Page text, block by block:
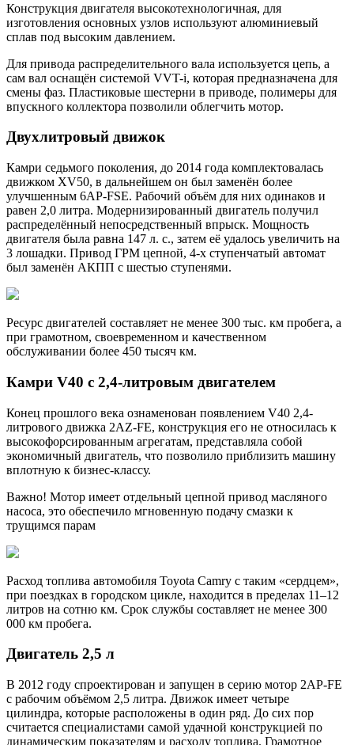
Конструкция двигателя высокотехнологичная, для
изготовления основных узлов используют алюминиевый
сплав под высоким давлением.
Для привода распределительного вала используется цепь, а
сам вал оснащён системой VVT-i, которая предназначена для
смены фаз. Пластиковые шестерни в приводе, полимеры для
впускного коллектора позволили облегчить мотор.
Двухлитровый движок
Камри седьмого поколения, до 2014 года комплектовалась
движком XV50, в дальнейшем он был заменён более
улучшенным 6АР-FSE. Рабочий объём для них одинаков и
равен 2,0 литра. Модернизированный двигатель получил
распределённый непосредственный впрыск. Мощность
двигателя была равна 147 л. с., затем её удалось увеличить на
3 лошадки. Привод ГРМ цепной, 4-х ступенчатый автомат
был заменён АКПП с шестью ступенями.
Ресурс двигателей составляет не менее 300 тыс. км пробега, а
при грамотном, своевременном и качественном
обслуживании более 450 тысяч км.
Камри V40 с 2,4-литровым двигателем
Конец прошлого века ознаменован появлением V40 2,4-
литрового движка 2AZ-FE, конструкция его не относилась к
высокофорсированным агрегатам, представляла собой
экономичный двигатель, что позволило приблизить машину
вплотную к бизнес-классу.
Важно! Мотор имеет отдельный цепной привод масляного
насоса, это обеспечило мгновенную подачу смазки к
трущимся парам
Расход топлива автомобиля Toyota Camry с таким «сердцем»,
при поездках в городском цикле, находится в пределах 11–12
литров на сотню км. Срок службы составляет не менее 300
000 км пробега.
Двигатель 2,5 л
В 2012 году спроектирован и запущен в серию мотор 2AP-FE
с рабочим объёмом 2,5 литра. Движок имеет четыре
цилиндра, которые расположены в один ряд. До сих пор
считается специалистами самой удачной конструкцией по
динамическим показателям и расходу топлива. Грамотное